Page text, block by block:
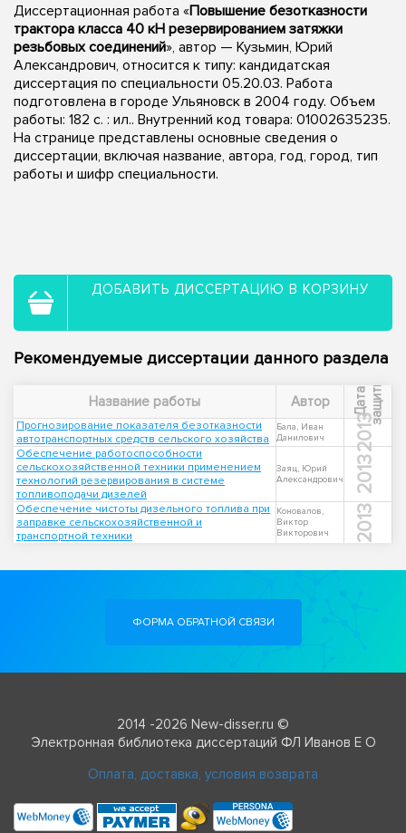
Диссертационная работа «Повышение безотказности
трактора класса 40 кН резервированием затяжки
резьбовых соединений», автор — Кузьмин, Юрий
Александрович, относится к типу: кандидатская
диссертация по специальности 05.20.03. Работа
подготовлена в городе Ульяновск в 2004 году. Объем
работы: 182 с. : ил.. Внутренний код товара: 01002635235.
На странице представлены основные сведения о
диссертации, включая название, автора, год, город, тип
работы и шифр специальности.
ДОБАВИТЬ ДИССЕРТАЦИЮ В КОРЗИНУ
Рекомендуемые диссертации данного раздела
Название работы Автор Д
а
т
а
з
а
щ
и
ты
Прогнозирование показателя безотказности
автотранспортных средств сельского хозяйства
Бала, Иван
Данилович
2013
Обеспечение работоспособности
сельскохозяйственной техники применением
технологий резервирования в системе
топливоподачи дизелей
Заяц, Юрий
Александрович
2013
Обеспечение чистоты дизельного топлива при
заправке сельскохозяйственной и
транспортной техники
Коновалов,
Виктор
Викторович
2013
ФОРМА ОБРАТНОЙ СВЯЗИ
2014 -2026 New-disser.ru ©
Электронная библиотека диссертаций ФЛ Иванов Е О
Оплата, доставка, условия возврата